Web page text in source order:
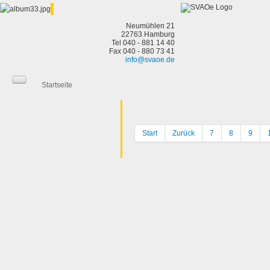
Neumühlen 21
22763 Hamburg
Tel 040 - 881 14 40
Fax 040 - 880 73 41
info@svaoe.de
Startseite
Start Zurück 7 8 9